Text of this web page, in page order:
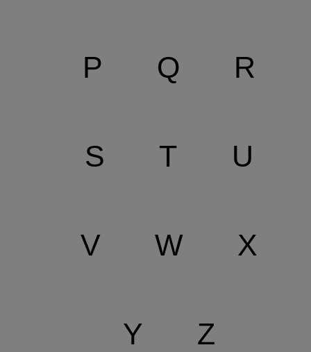
P Q R
S T U
V W X
Y Z